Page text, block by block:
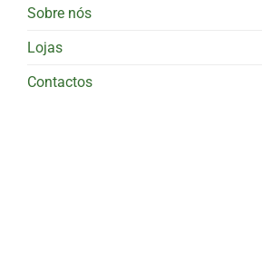
Sobre nós
Lojas
Contactos